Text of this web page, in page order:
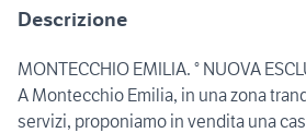
Descrizione
MONTECCHIO EMILIA. ° NUOVA
A Montecchio Emilia, in una zona
servizi, proponiamo in vendita una